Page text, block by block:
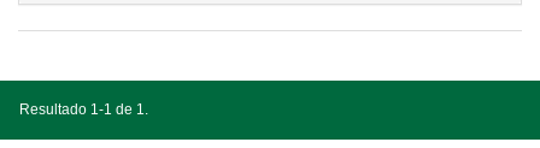
Resultado 1-1 de 1.